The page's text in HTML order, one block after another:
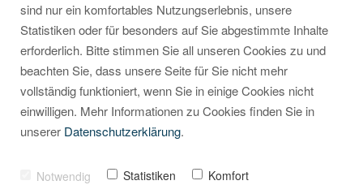
Zahlungsarten in
Shopware 6 aktivieren
und korrekt zuweisen
– so geht’s!
MARCEL KRIPPENDORF
sind nur ein komfortables Nutzungserlebnis, unsere
Statistiken oder für besonders auf Sie abgestimmte Inhalte
erforderlich. Bitte stimmen Sie all unseren Cookies zu und
beachten Sie, dass unsere Seite für Sie nicht mehr
vollständig funktioniert, wenn Sie in einige Cookies nicht
einwilligen. Mehr Informationen zu Cookies finden Sie in
unserer Datenschutzerklärung.
Notwendig Statistiken
Komfort